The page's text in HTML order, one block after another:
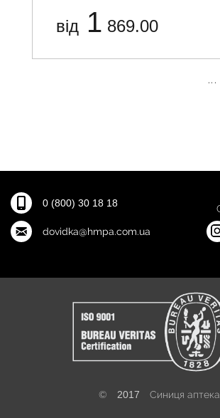
від 1 869.00
0 (800) 30 18 18
dovidka@hmpa.com.ua
© 2017 Синиця аптека